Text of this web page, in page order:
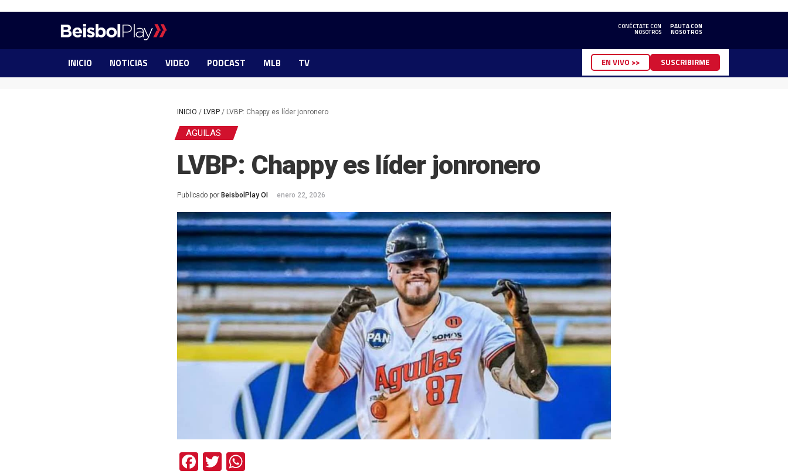
CONÉCTATE CON
NOSOTROS
PAUTA CON
NOSOTROS
INICIO NOTICIAS VIDEO PODCAST MLB TV EN VIVO >> SUSCRIBIRME
INICIO / LVBP / LVBP: Chappy es líder jonronero
AGUILAS
LVBP: Chappy es líder jonronero
Publicado por BeisbolPlay OI enero 22, 2026
Facebook
Twitter